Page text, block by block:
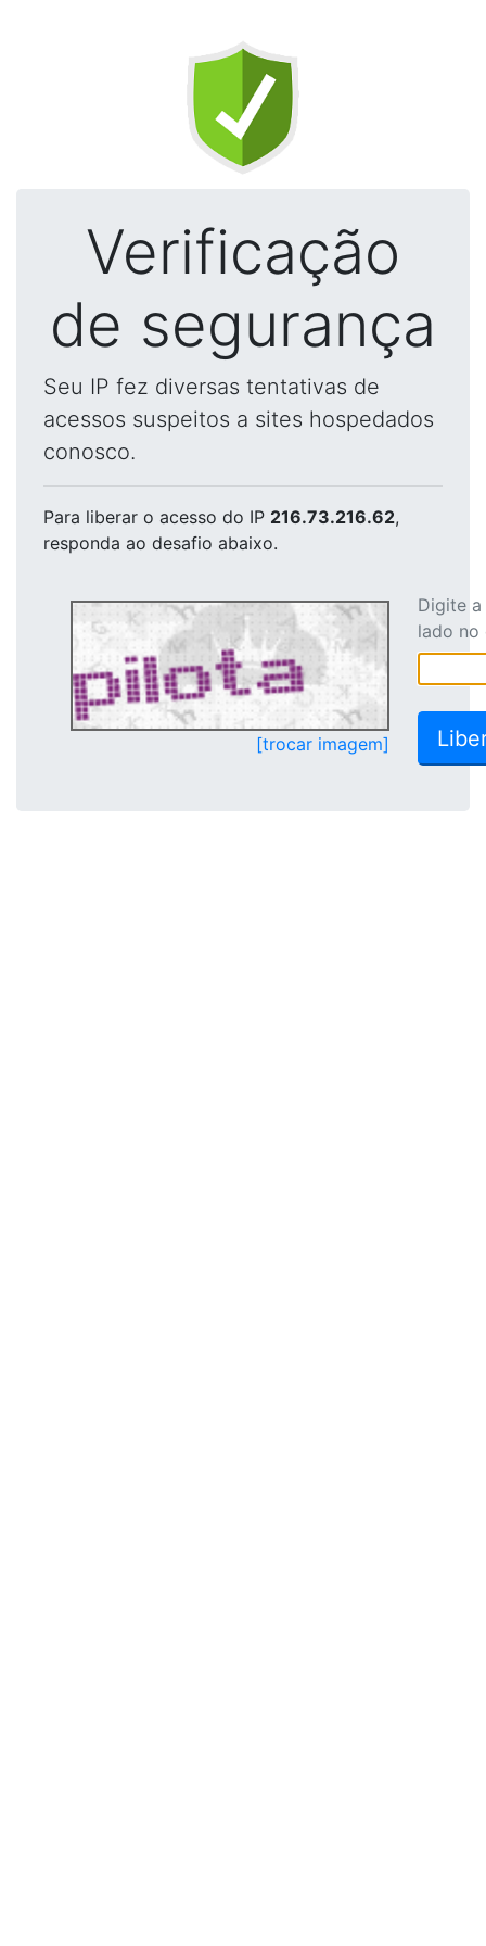
Verificação
de segurança
Seu IP fez diversas tentativas de
acessos suspeitos a sites hospedados
conosco.
Para liberar o acesso do IP 216.73.216.62,
responda ao desafio abaixo.
[trocar imagem]
Digite
lado no